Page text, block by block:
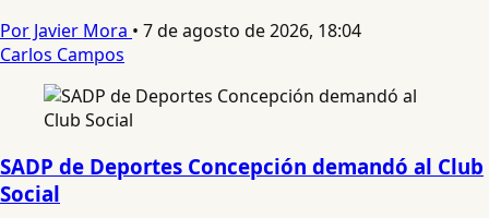
Por Javier Mora • 7 de agosto de 2026, 18:04
Carlos Campos
SADP de Deportes Concepción demandó al Club
Social